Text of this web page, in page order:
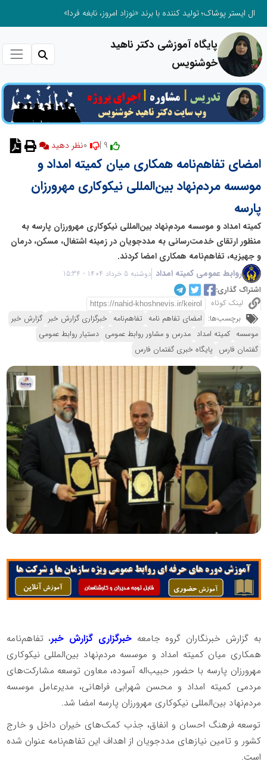
ال ایستر پوشاک؛ تولید کننده با برند «نوزاد امروز، نابغه فردا»
پایگاه آموزشی دکتر ناهید
خوشنویس
نظر دهید
امضای تفاهم‌نامه همکاری میان کمیته امداد و
موسسه مردم‌نهاد بین‌المللی نیکوکاری مهرورزان
پارسه
کمیته امداد و موسسه مردم‌نهاد بین‌المللی نیکوکاری مهرورزان پارسه به
منظور ارتقای خدمت‌رسانی به مددجویان در زمینه اشتغال، مسکن، درمان
و جهیزیه، تفاهم‌نامه همکاری امضا کردند.
روابط عمومی کمیته امداد دوشنبه 5 خرداد 1404 - 15:34
اشتراک گذاری:
لینک کوتاه
برچسب‌ها: امضای تفاهم نامه تفاهم‌نامه خبرگزاری گزارش خبر گزارش خبر
موسسه کمیته امداد مدرس و مشاور روابط عمومی دستیار روابط عمومی
گفتمان فارس پایگاه خبری گفتمان فارس
به گزارش خبرنگاران گروه جامعهخبرگزاری گزارش خبر، تفاهم‌نامه
همکاری میان کمیته امداد و موسسه مردم‌نهاد بین‌المللی نیکوکاری
مهرورزان پارسه با حضور حبیب‌اله آسوده، معاون توسعه مشارکت‌های
مردمی کمیته امداد و محسن شهرابی فراهانی، مدیرعامل موسسه
مردم‌نهاد بین‌المللی نیکوکاری مهرورزان پارسه امضا شد.
توسعه فرهنگ احسان و انفاق، جذب کمک‌های خیران داخل و خارج
کشور و تامین نیازهای مددجویان از اهداف این تفاهم‌نامه عنوان شده
است.